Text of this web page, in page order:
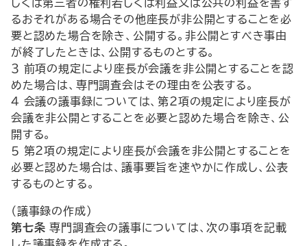
しくは第三者の権利若しくは利益又は公共の利益を害す
るおそれがある場合その他座長が非公開とすることを必
要と認めた場合を除き、公開する。非公開とすべき事由
が終了したときは、公開するものとする。
３ 前項の規定により座長が会議を非公開とすることを認
めた場合は、専門調査会はその理由を公表する。
４ 会議の議事録については、第２項の規定により座長が
会議を非公開とすることを必要と認めた場合を除き、公
開する。
５ 第２項の規定により座長が会議を非公開とすることを
必要と認めた場合は、議事要旨を速やかに作成し、公表
するものとする。
（議事録の作成）
第七条 専門調査会の議事については、次の事項を記載